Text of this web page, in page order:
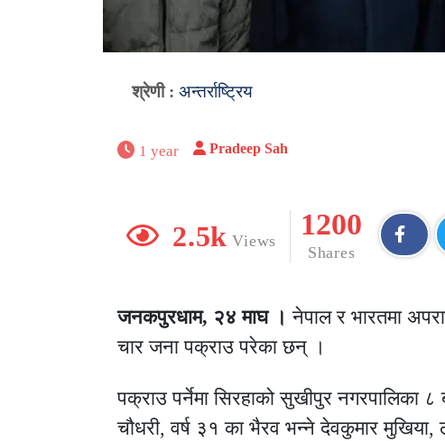
श्रेणी : अन्तर्राष्ट्रिय
1 year Pradeep Sah
2.5k Views
1200
Shares
जनकपुरधाम, २४ माघ । नेपाल र भारतमा
चार जना पक्राउ परेका छन् ।
पक्राउ पर्नेमा सिरहाको सुखीपुर नगरपालिका
चौधरी, वर्ष ३१ का भैरव भन्ने देवकुमार मुखिया,